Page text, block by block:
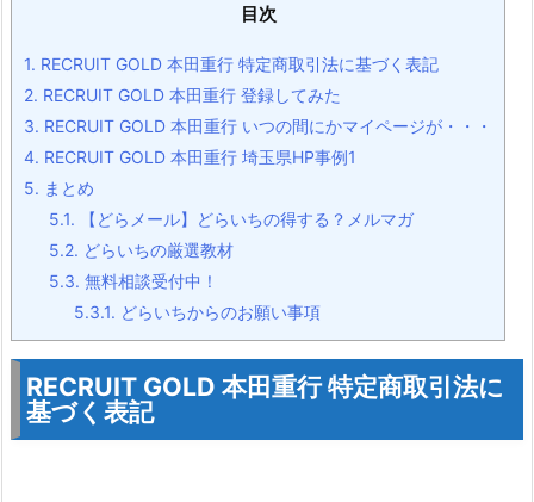
目次
1. RECRUIT GOLD 本田重行 特定商取引法に基づく表記
2. RECRUIT GOLD 本田重行 登録してみた
3. RECRUIT GOLD 本田重行 いつの間にかマイページが・・・
4. RECRUIT GOLD 本田重行 埼玉県HP事例1
5. まとめ
5.1. 【どらメール】どらいちの得する？メルマガ
5.2. どらいちの厳選教材
5.3. 無料相談受付中！
5.3.1. どらいちからのお願い事項
RECRUIT GOLD 本田重行 特定商取引法に
基づく表記